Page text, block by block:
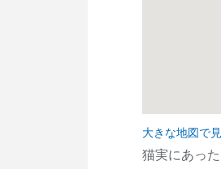
大きな地図で
猫実にあっ